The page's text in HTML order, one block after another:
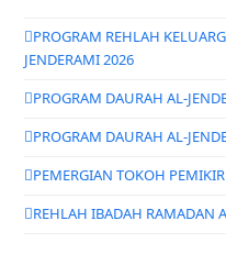
PROGRAM REHLAH
JENDERAMI 2026
PROGRAM DAURAH AL-
PROGRAM DAURAH AL-
PEMERGIAN TOKOH
REHLAH IBADAH RAMADAN